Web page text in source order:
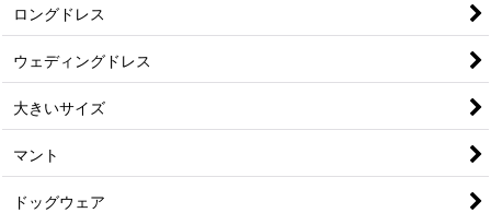
ロングドレス
ウェディングドレス
大きいサイズ
マント
ドッグウェア